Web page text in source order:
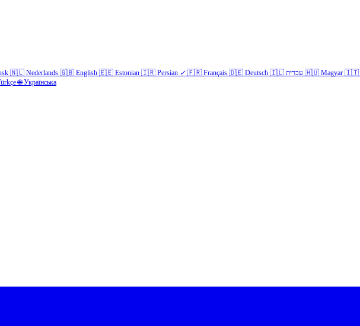
🇳🇱 Nederlands 🇬🇧 English 🇪🇪 Estonian 🇮🇷 Persian ✓ 🇫🇷 Français 🇩🇪 Deutsch 🇮🇱 עברית 🇭🇺 Magyar 🇮🇹
🌐 Українська